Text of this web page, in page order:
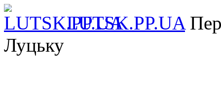
LUTSK.PP.UA
Луцьку